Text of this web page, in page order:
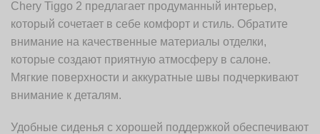
Chery Tiggo 2 предлагает продуманный интерьер,
который сочетает в себе комфорт и стиль. Обратите
внимание на качественные материалы отделки,
которые создают приятную атмосферу в салоне.
Мягкие поверхности и аккуратные швы подчеркивают
внимание к деталям.
Удобные сиденья с хорошей поддержкой обеспечивают